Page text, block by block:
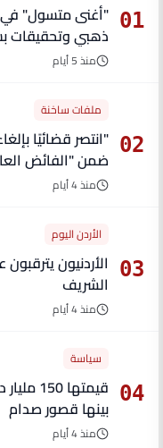
01
ذهبي وتحقيقات
منذ 5 أيام
02
ملفات ساخنة
ضمن "الفائض
منذ 4 أيام
03
الأردن اليوم
الأردنيون
الشريف
منذ 4 أيام
04
سياسة
بينها قصور صدام
منذ 4 أيام